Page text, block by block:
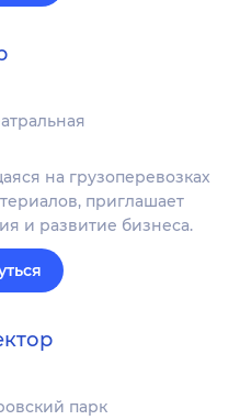
на грузоперевозках
приглашает
и развитие бизнеса.
парк